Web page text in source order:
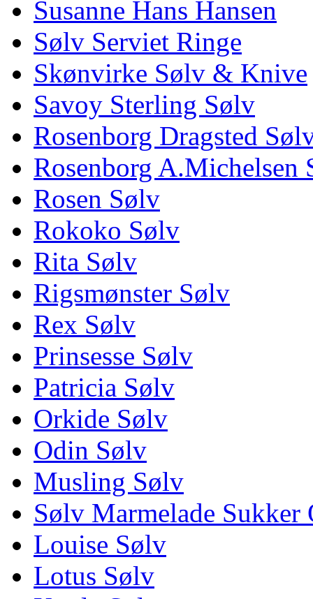
Susanne Hans Hansen
Sølv Serviet Ringe
Skønvirke Sølv & Knive
Savoy Sterling Sølv
Rosenborg Dragsted
Rosenborg A.Michelsen
Rosen Sølv
Rokoko Sølv
Rita Sølv
Rigsmønster Sølv
Rex Sølv
Prinsesse Sølv
Patricia Sølv
Orkide Sølv
Odin Sølv
Musling Sølv
Sølv Marmelade Sukker
Louise Sølv
Lotus Sølv